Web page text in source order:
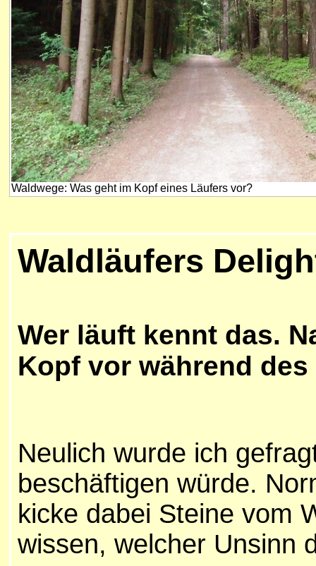
Waldwege: Was geht im Kopf eines Läufers vor?
Waldläufers
Wer läuft kennt das.
Kopf vor während
Neulich wurde ich
beschäftigen würde.
kicke dabei Steine vom
wissen, welcher Unsinn